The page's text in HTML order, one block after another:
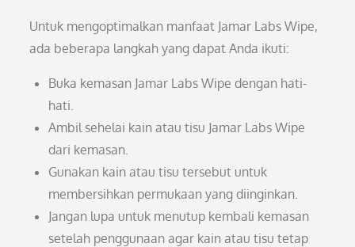
Untuk mengoptimalkan manfaat Jamar Labs Wipe,
ada beberapa langkah yang dapat Anda ikuti:
Buka kemasan Jamar Labs Wipe dengan hati-
hati.
Ambil sehelai kain atau tisu Jamar Labs Wipe
dari kemasan.
Gunakan kain atau tisu tersebut untuk
membersihkan permukaan yang diinginkan.
Jangan lupa untuk menutup kembali kemasan
setelah penggunaan agar kain atau tisu tetap